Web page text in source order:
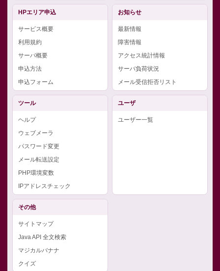
HPエリア申込
サービス概要
利用規約
サーバ概要
申込方法
申込フォーム
お知らせ
最新情報
障害情報
アクセス統計情報
サーバ負荷状況
メール受信拒否リスト
ツール
ヘルプ
ウェブメーラ
パスワード変更
メール転送設定
PHP環境変数
IPアドレスチェック
ユーザ
ユーザー一覧
その他
サイトマップ
Java API 全文検索
マジカルバナナ
クイズ